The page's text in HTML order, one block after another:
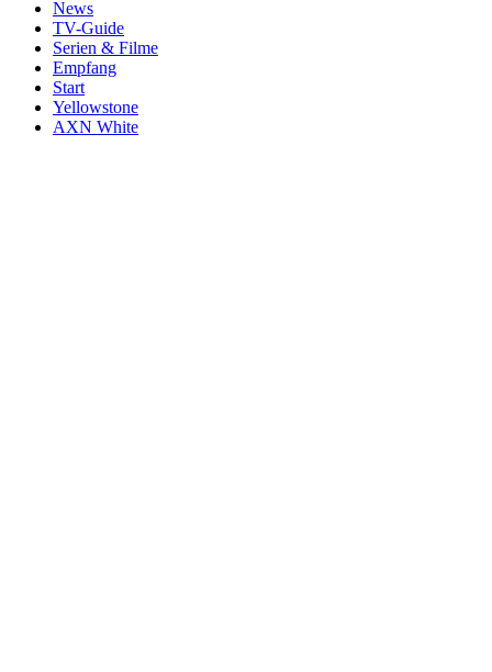
News
TV-Guide
Serien & Filme
Empfang
Start
Yellowstone
AXN White